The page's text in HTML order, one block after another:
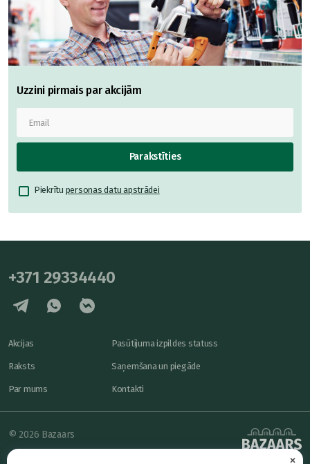
×
Uzzini pirmais par akcijām
Parakstīties
Piekrītu personas datu apstrādei
+371 29334440
Akcijas
Raksts
Par mums
Pasūtījuma izpildes statuss
Saņemšana un piegāde
Kontakti
© 2026 Bazaars
Konfidencialitāte